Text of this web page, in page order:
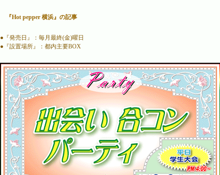
『Hot pepper 横浜』の記事
●『発売日』：毎月最終(金)曜日
●『設置場所』：都内主要BOX